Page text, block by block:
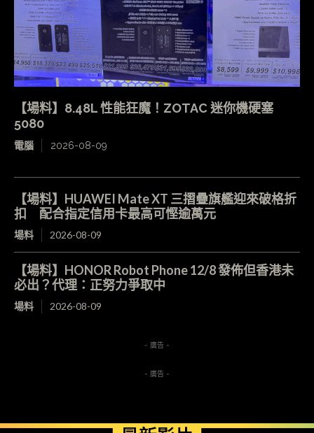
【場料】8.48L 性能狂魔！ZOTAC 迷你機硬塞
5080
電腦 2026-08-09
【場料】HUAWEI Mate XT 三摺疊旗艦迎來破格折
扣 配合指定信用卡最高可慳逾萬元
場料 2026-08-09
【場料】HONOR Robot Phone 12/8 發佈但香港未
必出？代理：正努力爭取中
場料 2026-08-09
- 廣告 -
- 廣告 -